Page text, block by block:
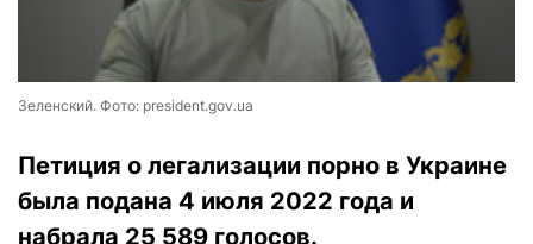
Зеленский. Фото: president.gov.ua
Петиция о легализации порно в Украине
была подана 4 июля 2022 года и
набрала 25 589 голосов.